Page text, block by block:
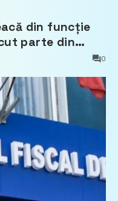
din funcție
parte din
0